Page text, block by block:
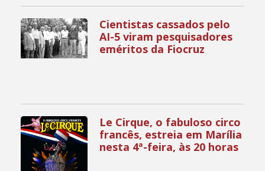
Cientistas cassados pelo
AI-5 viram pesquisadores
eméritos da Fiocruz
Le Cirque, o fabuloso circo
francês, estreia em Marília
nesta 4ª-feira, às 20 horas